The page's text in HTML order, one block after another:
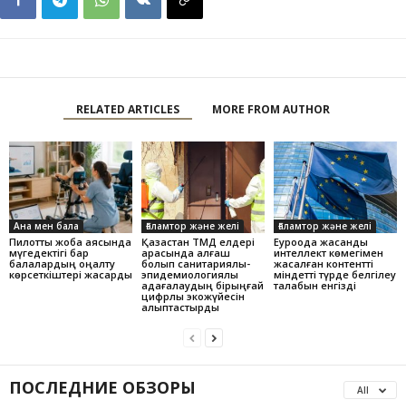
RELATED ARTICLES MORE FROM AUTHOR
Ана мен бала
Пилоттық жоба аясында
мүгедектігі бар
балалардың оңалту
көрсеткіштері жақсарды
Ғаламтор және желі
Қазақстан ТМД елдері
арасында алғаш
болып санитариялық-
эпидемиологиялық
қадағалаудың бірыңғай
цифрлық экожүйесін
қалыптастырды
Ғаламтор және желі
Еуроодақ жасанды
интеллект көмегімен
жасалған контентті
міндетті түрде белгілеу
талабын енгізді
ПОСЛЕДНИЕ ОБЗОРЫ All